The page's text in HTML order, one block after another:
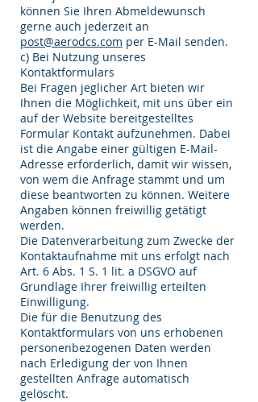
können Sie Ihren Abmeldewunsch
gerne auch jederzeit an
post@aerodcs.com per E-Mail senden.
c) Bei Nutzung unseres
Kontaktformulars
Bei Fragen jeglicher Art bieten wir
Ihnen die Möglichkeit, mit uns über ein
auf der Website bereitgestelltes
Formular Kontakt aufzunehmen. Dabei
ist die Angabe einer gültigen E-Mail-
Adresse erforderlich, damit wir wissen,
von wem die Anfrage stammt und um
diese beantworten zu können. Weitere
Angaben können freiwillig getätigt
werden.
Die Datenverarbeitung zum Zwecke der
Kontaktaufnahme mit uns erfolgt nach
Art. 6 Abs. 1 S. 1 lit. a DSGVO auf
Grundlage Ihrer freiwillig erteilten
Einwilligung.
Die für die Benutzung des
Kontaktformulars von uns erhobenen
personenbezogenen Daten werden
nach Erledigung der von Ihnen
gestellten Anfrage automatisch
gelöscht.